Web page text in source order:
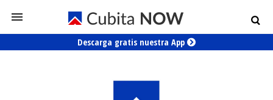
Descarga gratis nuestra App